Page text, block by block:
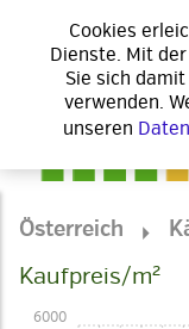
Österreich
Kaufpreis/m²
6000
Cookies
Dienste. Mit
Sie sich
verwenden.
unseren